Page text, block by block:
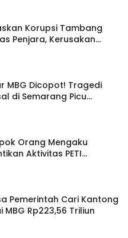
Korupsi Tambang
Penjara, Kerusakan
Dipulihkan
MBG Dicopot! Tragedi
di Semarang Picu
Badan Gizi Nasional
Orang Mengaku
Aktivitas PETI
Mulut dan Aksi
Pemerintah Cari Kantong
Rp223,56 Triliun